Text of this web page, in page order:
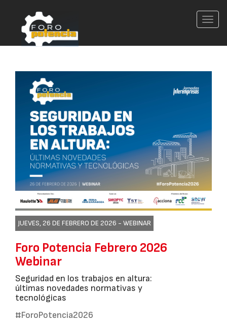
JUEVES, 26 DE FEBRERO DE 2026 - WEBINAR
Foro Potencia Febrero 2026
Webinar
Seguridad en los trabajos en altura:
últimas novedades normativas y
tecnológicas
#ForoPotencia2026